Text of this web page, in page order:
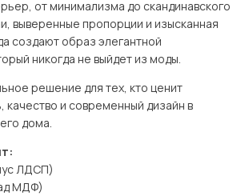
от минимализма до скандинавского
выверенные пропорции и изысканная
создают образ элегантной
никогда не выйдет из моды.
решение для тех, кто ценит
качество и современный дизайн в
дома.
ЛДСП)
МДФ)